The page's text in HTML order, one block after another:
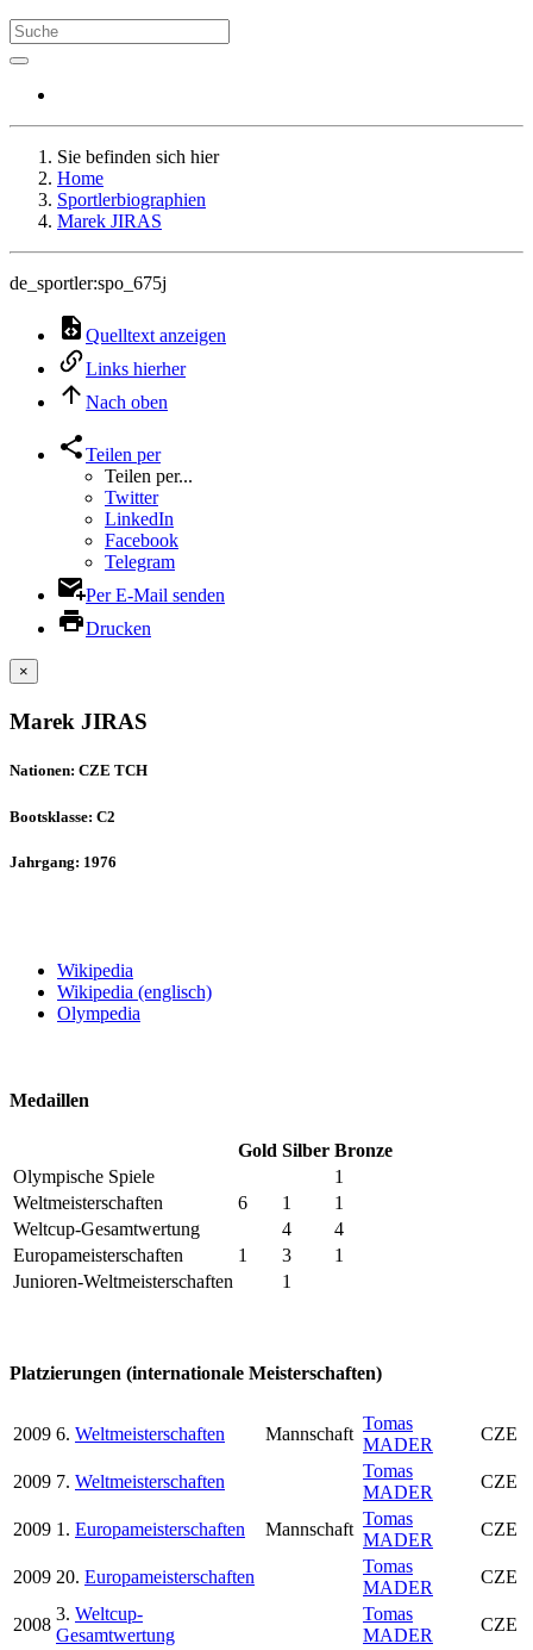
Sie befinden sich hier
Home
Sportlerbiographien
Marek JIRAS
de_sportler:spo_675j
Quelltext anzeigen
Links hierher
Nach oben
Teilen per
Teilen per...
Twitter
LinkedIn
Facebook
Telegram
Per E-Mail senden
Drucken
×
Marek JIRAS
Nationen: CZE TCH
Bootsklasse: C2
Jahrgang: 1976
Wikipedia
Wikipedia (englisch)
Olympedia
Medaillen
Gold Silber Bronze
Olympische Spiele
1
Weltmeisterschaften
6 1
1
Weltcup-Gesamtwertung
4
4
Europameisterschaften
1 3
1
Junioren-Weltmeisterschaften
1
Platzierungen (internationale Meisterschaften)
2009 6. Weltmeisterschaften Mannschaft
Tomas
MADER
CZE
2009 7. Weltmeisterschaften
Tomas
MADER
CZE
2009 1. Europameisterschaften Mannschaft
Tomas
MADER
CZE
2009 20. Europameisterschaften
Tomas
MADER
CZE
2008
3. Weltcup-
Gesamtwertung
Tomas
MADER
CZE